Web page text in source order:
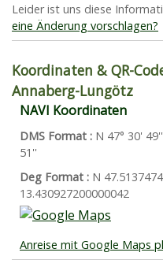
Leider ist uns diese
eine Änderung vorschlagen?
Koordinaten & QR-
Annaberg-Lungötz
NAVI Koordinaten
DMS Format : N 47° 30'
51''
Deg Format : N 47.5137474
13.430927200000042
Anreise mit Google Maps